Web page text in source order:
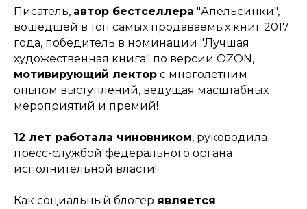
Писатель, автор бестселлера "Апельсинки",
вошедшей в топ самых продаваемых книг 2017
года, победитель в номинации "Лучшая
художественная книга" по версии OZON,
мотивирующий лектор с многолетним
опытом выступлений, ведущая масштабных
мероприятий и премий!
12 лет работала чиновником, руководила
пресс-службой федерального органа
исполнительной власти!
Как социальный блогер является